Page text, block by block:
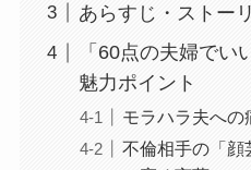
あらすじ・ストー
「60点の夫婦でい
魅力ポイント
モラハラ夫への
不倫相手の「顔